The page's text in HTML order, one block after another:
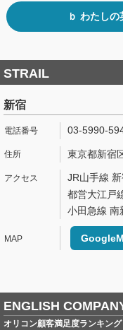
ｂ わたし
STRAIL
新宿
03-5990-
東京都新宿
JR山手線
都営大江戸
小田急線 南
ENGLISH
オリコン顧客満足度ランキン